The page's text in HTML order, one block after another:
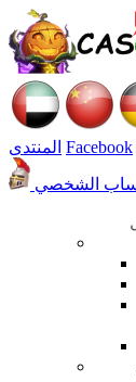
المنتدى Facebook
الشخصي